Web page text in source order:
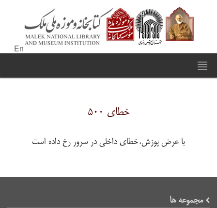
En
خطای ۵۰۰
با عرض پوزش،خطای داخلی در سرور رخ داده است
مجموعه ها